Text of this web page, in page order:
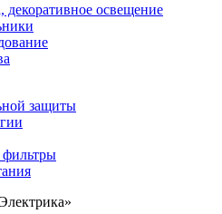
декоративное освещение
защиты
фильтры